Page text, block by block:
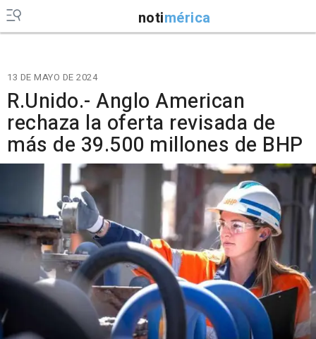
notimérica
13 DE MAYO DE 2024
R.Unido.- Anglo American
rechaza la oferta revisada de
más de 39.500 millones de BHP